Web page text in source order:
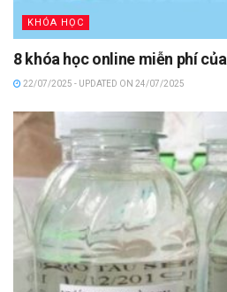
KHÓA HỌC
8 khóa học online miễn phí
22/07/2025 - UPDATED ON 24/07/2025